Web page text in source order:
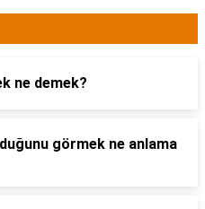
ne demek?
görmek ne anlama